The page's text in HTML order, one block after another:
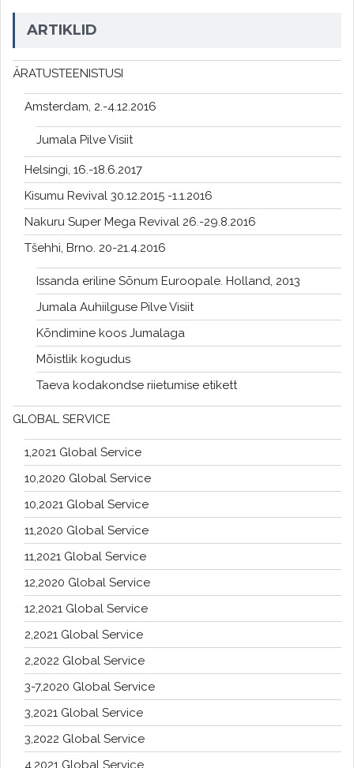
ARTIKLID
ÄRATUSTEENISTUSI
Amsterdam, 2.-4.12.2016
Jumala Pilve Visiit
Helsingi, 16.-18.6.2017
Kisumu Revival 30.12.2015 -1.1.2016
Nakuru Super Mega Revival 26.-29.8.2016
Tšehhi, Brno. 20-21.4.2016
Issanda eriline Sõnum Euroopale. Holland, 2013
Jumala Auhiilguse Pilve Visiit
Kõndimine koos Jumalaga
Mõistlik kogudus
Taeva kodakondse riietumise etikett
GLOBAL SERVICE
1,2021 Global Service
10,2020 Global Service
10,2021 Global Service
11,2020 Global Service
11,2021 Global Service
12,2020 Global Service
12,2021 Global Service
2,2021 Global Service
2,2022 Global Service
3-7,2020 Global Service
3,2021 Global Service
3,2022 Global Service
4,2021 Global Service